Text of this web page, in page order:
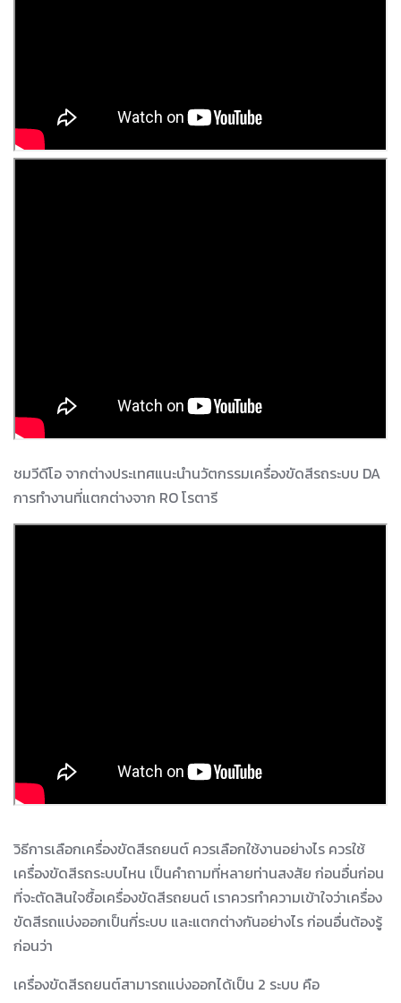
ชมวีดีโอ จากต่างประเทศแนะนำนวัตกรรมเครื่องขัดสีรถระบบ DA
การทำงานที่แตกต่างจาก RO โรตารี
วิธีการเลือกเครื่องขัดสีรถยนต์ ควรเลือกใช้งานอย่างไร ควรใช้
เครื่องขัดสีรถระบบไหน เป็นคำถามที่หลายท่านสงสัย ก่อนอื่นก่อน
ที่จะตัดสินใจซื้อเครื่องขัดสีรถยนต์ เราควรทำความเข้าใจว่าเครื่อง
ขัดสีรถแบ่งออกเป็นกี่ระบบ และแตกต่างกันอย่างไร ก่อนอื่นต้องรู้
ก่อนว่า
เครื่องขัดสีรถยนต์สามารถแบ่งออกได้เป็น 2 ระบบ คือ